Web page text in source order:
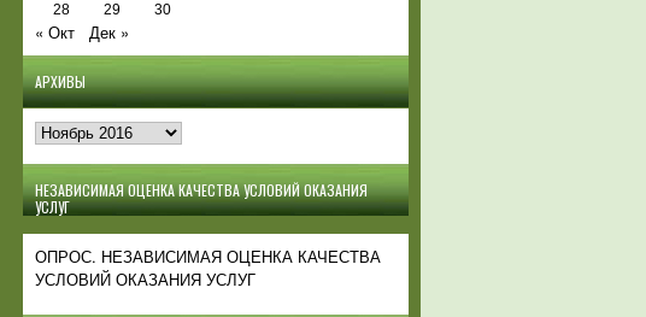
28
29 30
« Окт Дек »
АРХИВЫ
Архивы
НЕЗАВИСИМАЯ ОЦЕНКА КАЧЕСТВА УСЛОВИЙ ОКАЗАНИЯ
УСЛУГ
ОПРОС. НЕЗАВИСИМАЯ ОЦЕНКА КАЧЕСТВА
УСЛОВИЙ ОКАЗАНИЯ УСЛУГ